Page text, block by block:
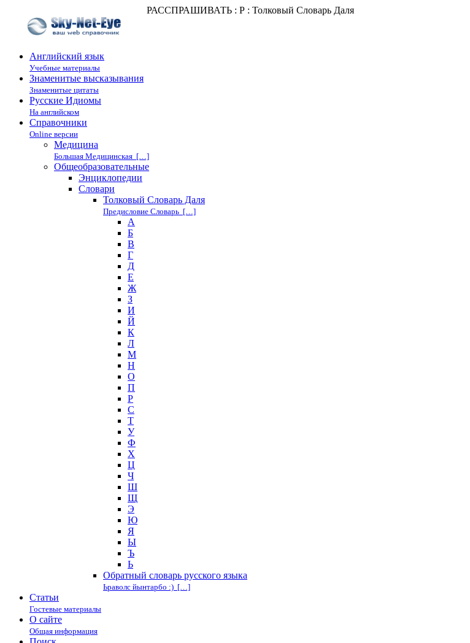
РАССПРАШИВАТЬ : Р : Толковый Словарь Даля
Английский язык
Учебные материалы
Знаменитые высказывания
Знаменитые цитаты
Русские Идиомы
На английском
Справочники
Online версии
Медицина
Большая Медицинская […]
Общеобразовательные
Энциклопедии
Cловари
Толковый Словарь Даля
Предисловие Словарь […]
А
Б
В
Г
Д
Е
Ж
З
И
Й
К
Л
М
Н
О
П
Р
С
Т
У
Ф
Х
Ц
Ч
Ш
Щ
Э
Ю
Я
Ы
Ъ
Ь
Обратный словарь русского языка
Ьраволс йынтарбо :) […]
Статьи
Гостевые материалы
О сайте
Общая информация